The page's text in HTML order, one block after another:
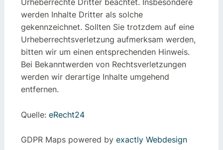
Urheberrechte Dritter beachtet. Insbesondere
werden Inhalte Dritter als solche
gekennzeichnet. Sollten Sie trotzdem auf eine
Urheberrechtsverletzung aufmerksam werden,
bitten wir um einen entsprechenden Hinweis.
Bei Bekanntwerden von Rechtsverletzungen
werden wir derartige Inhalte umgehend
entfernen.
Quelle: eRecht24
GDPR Maps powered by exactly Webdesign